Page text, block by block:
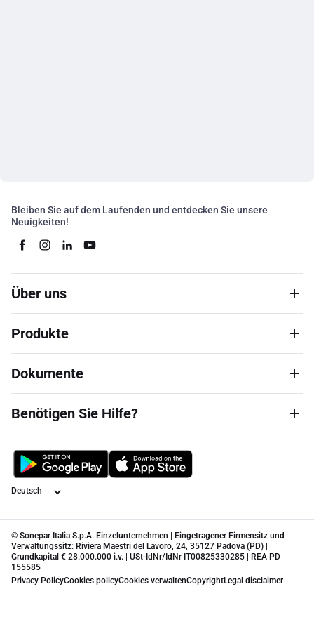
Bleiben Sie auf dem Laufenden und entdecken Sie unsere
Neuigkeiten!
Über uns
Produkte
Dokumente
Benötigen Sie Hilfe?
Sprache
© Sonepar Italia S.p.A. Einzelunternehmen | Eingetragener Firmensitz und
Verwaltungssitz: Riviera Maestri del Lavoro, 24, 35127 Padova (PD) |
Grundkapital € 28.000.000 i.v. | USt-IdNr/IdNr IT00825330285 | REA PD
155585
Privacy PolicyCookies policyCookies verwaltenCopyrightLegal disclaimer